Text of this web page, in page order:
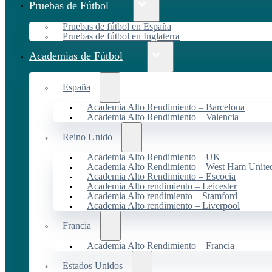
Pruebas de Fútbol
Pruebas de fútbol en España
Pruebas de fútbol en Inglaterra
Academias de Fútbol
España
Academia Alto Rendimiento – Barcelona
Academia Alto Rendimiento – Valencia
Reino Unido
Academia Alto Rendimiento – UK
Academia Alto Rendimiento – West Ham
Academia Alto Rendimiento – Escocia
Academia Alto rendimiento – Leicester
Academia Alto rendimiento – Stamford
Academia Alto rendimiento – Liverpool
Francia
Academia Alto Rendimiento – Francia
Estados Unidos